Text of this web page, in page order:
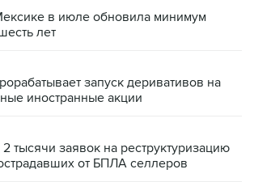
в июле обновила минимум
лет
запуск деривативов на
иностранные акции
тысячи заявок на реструктуризацию
от БПЛА селлеров